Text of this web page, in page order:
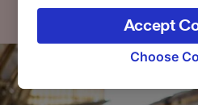
the privacy policy page.
signaled to our partners
browsing data. Your
track you.
Choose
Accept